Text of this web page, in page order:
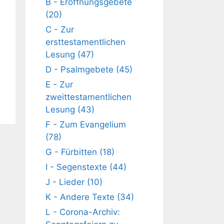
B - Eröffnungsgebete
(20)
C - Zur
ersttestamentlichen
Lesung (47)
D - Psalmgebete (45)
E - Zur
zweittestamentlichen
Lesung (43)
F - Zum Evangelium
(78)
G - Fürbitten (18)
I - Segenstexte (44)
J - Lieder (10)
K - Andere Texte (34)
L - Corona-Archiv: